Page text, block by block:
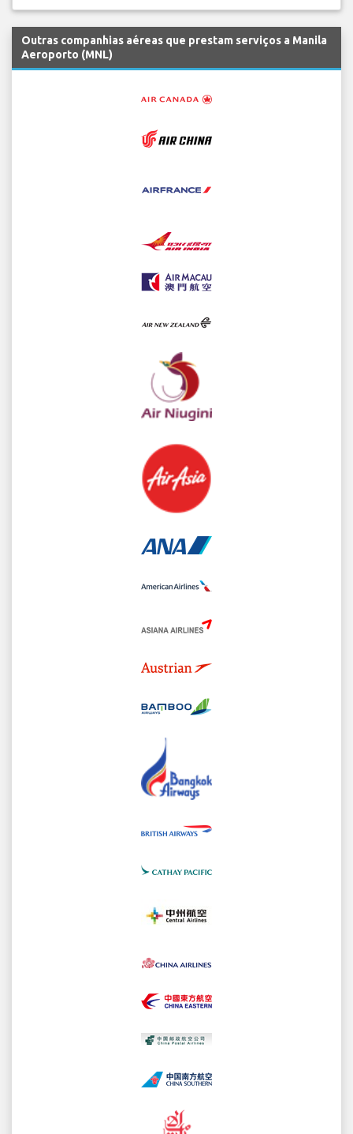
Outras companhias aéreas que prestam serviços a Manila
Aeroporto (MNL)